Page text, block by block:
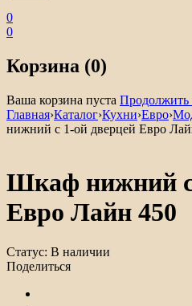
0
0
Корзина (0)
Ваша корзина пуста Продолжить
Главная›Каталог›Кухни›Евро›
нижний с 1-ой дверцей Евро
Шкаф нижний с
Евро Лайн 450
Статус: В наличии
Поделиться